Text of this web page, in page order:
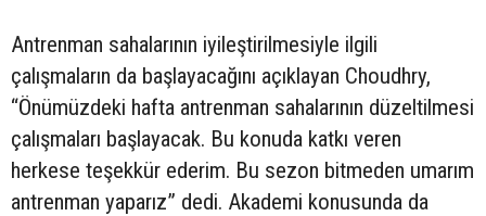
Antrenman sahalarının iyileştirilmesiyle ilgili
çalışmaların da başlayacağını açıklayan Choudhry,
“Önümüzdeki hafta antrenman sahalarının düzeltilmesi
çalışmaları başlayacak. Bu konuda katkı veren
herkese teşekkür ederim. Bu sezon bitmeden umarım
antrenman yaparız” dedi. Akademi konusunda da